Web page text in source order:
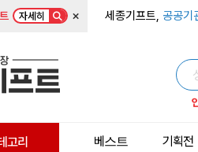
자세히 × 세종기프트, 공공기
고리
베스트
기획전